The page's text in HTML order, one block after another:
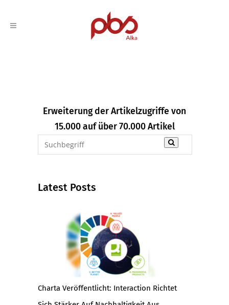
Erweiterung der Artikelzugriffe von
15.000 auf über 70.000 Artikel
Latest Posts
Charta Veröffentlicht: Interaction Richtet